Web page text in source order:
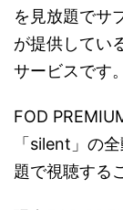
を見放題でサ
が提供してい
サービスです。
FOD
「silent」の
題で視聴する